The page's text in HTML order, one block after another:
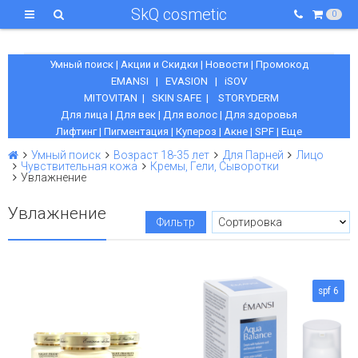
SkQ cosmetic 0
Умный поиск| Акции и Скидки | Новости | Промокод
EMANSI | EVASION | iSOV
MITOVITAN | SKIN SAFE | STORYDERM
Для лица | Для век | Для волос | Для здоровья
Лифтинг| Пигментация | Купероз | Акне | SPF | Еще
Умный поиск Возраст 18-35 лет Для Парней
Лицо
Чувствительная кожа
Кремы, Гели, Сыворотки
Увлажнение
Увлажнение Фильтр
spf 6